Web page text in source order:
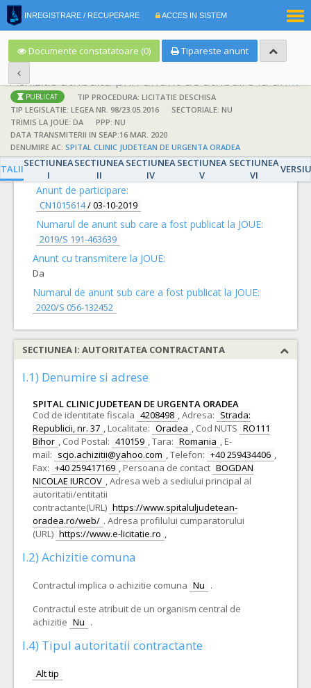
INREGISTRARE / RECUPERARE ACCES IN SISTEM
Documente constatatoare (0) Tipareste anunt
Achizitie atribuita prin anunt de atribuire la anunt de participare
PUBLICAT
TIP PROCEDURA: LICITATIE DESCHISA
TIP LEGISLATIE: LEGEA NR. 98/23.05.2016
SECTORIALE: NU
TRIMIS LA JOUE: DA
PPP: NU
DATA TRANSMITERII IN SEAP:16 MAR. 2020
DENUMIRE AC: SPITAL CLINIC JUDETEAN DE URGENTA ORADEA
SECTIUNEA
I
SECTIUNEA
II
SECTIUNEA
IV
SECTIUNEA
V
SECTIUNEA
VI
DETALII
Anunt de participare:
CN1015614/03-10-2019
Numarul de anunt sub care a fost publicat la JOUE:
2019/S 191-463639
Anunt cu transmitere la JOUE:
Da
Numarul de anunt sub care a fost publicat la JOUE:
2020/S 056-132452
SECTIUNEA I: AUTORITATEA CONTRACTANTA
I.1) Denumire si adrese
SPITAL CLINIC JUDETEAN DE URGENTA ORADEA
Cod de identitate fiscala 4208498 ,Adresa: Strada:
Republicii, nr. 37 , Localitate: Oradea , Cod NUTS RO111
Bihor , Cod Postal: 410159 ,Tara: Romania , E-
mail: scjo.achizitii@yahoo.com ,Telefon: +40 259434406 ,
Fax: +40 259417169 , Persoana de contact BOGDAN
NICOLAE IURCOV ,Adresa web a sediului principal al
autoritatii/entitatii
contractante(URL) https://www.spitaluljudetean-
oradea.ro/web/ . Adresa profilului cumparatorului
(URL) https://www.e-licitatie.ro ,
I.2) Achizitie comuna
Contractul implica o achizitie comuna Nu .
Contractul este atribuit de un organism central de
achizitie Nu .
I.4) Tipul autoritatii contractante
Alt tip